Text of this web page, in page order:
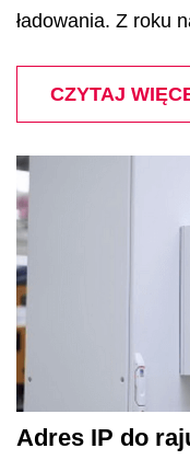
ładowania. Z roku
CZYTAJ
Adres IP do